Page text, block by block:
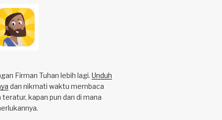
Firman Tuhan lebih lagi. Unduh
dan nikmati waktu membaca
kapan pun dan di mana